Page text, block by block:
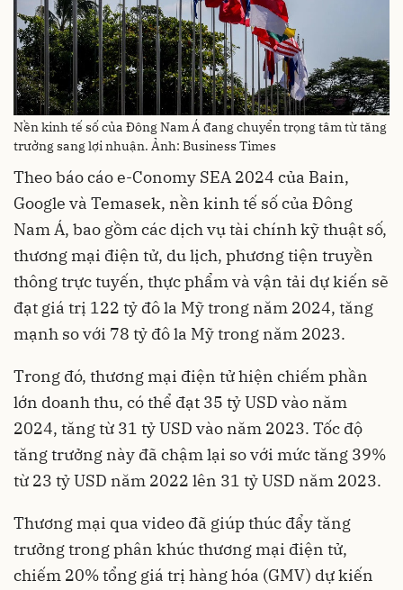
Nền kinh tế số của Đông Nam Á đang chuyển trọng tâm từ tăng
trưởng sang lợi nhuận. Ảnh: Business Times
Theo báo cáo e-Conomy SEA 2024 của Bain,
Google và Temasek, nền kinh tế số của Đông
Nam Á, bao gồm các dịch vụ tài chính kỹ thuật số,
thương mại điện tử, du lịch, phương tiện truyền
thông trực tuyến, thực phẩm và vận tải dự kiến sẽ
đạt giá trị 122 tỷ đô la Mỹ trong năm 2024, tăng
mạnh so với 78 tỷ đô la Mỹ trong năm 2023.
Trong đó, thương mại điện tử hiện chiếm phần
lớn doanh thu, có thể đạt 35 tỷ USD vào năm
2024, tăng từ 31 tỷ USD vào năm 2023. Tốc độ
tăng trưởng này đã chậm lại so với mức tăng 39%
từ 23 tỷ USD năm 2022 lên 31 tỷ USD năm 2023.
Thương mại qua video đã giúp thúc đẩy tăng
trưởng trong phân khúc thương mại điện tử,
chiếm 20% tổng giá trị hàng hóa (GMV) dự kiến